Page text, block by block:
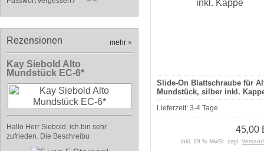
Rezensionen mehr »
Kay Siebold Alto
Mundstück EC-6*
Hallo Herr Siebold, ich bin sehr
zufrieden. Die Beschreibu
Slide-On Blattschraube für
Mundstück, silber inkl.
Lieferzeit: 3-4 Tage
45,00
inkl. 19 % MwSt. zzgl.